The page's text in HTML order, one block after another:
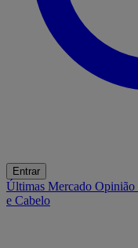
Entrar
Últimas Mercado Opinião
e Cabelo